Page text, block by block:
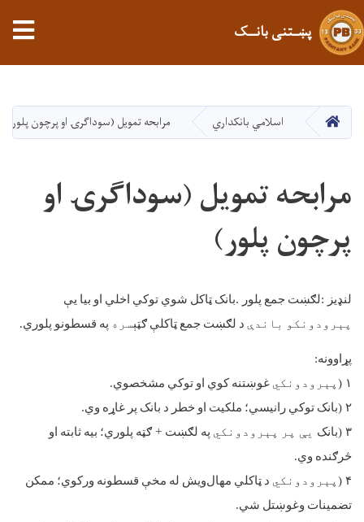
دانګل
پښـتنی بانــک
کور اسلامي بانکداري مرابحه تمویل (سوداګرۍ او پرچون پلور)
مرابحه تمویل (سوداګرۍ او
پرچون پلور)
لنډیز :لګښت جمع پلور .بانک ټاکل شوي توکي اخلي او بیا یې
پېرودونکو
باندې د لګښت جمع ټاکلې ګټېسره په قسطونو پلوري.
پړاوونه:
۱ ) پېرودونکي غوښتنه کوي او توکي مشخصوي.
۲ )بانک توکي رانيسي؛ ملکیت او خطر د بانک پر غاړه وي.
۳ )بانک یې پر پېرودونکي په لګښت +ګټه پلوري؛ بیه ثابته او
څرګنده وي.
۴ ) پېرودونکي د ټاکلي مهالویش له مخې قسطونه ورکوي؛ ممکن
تضمینات وغوښتل شي.